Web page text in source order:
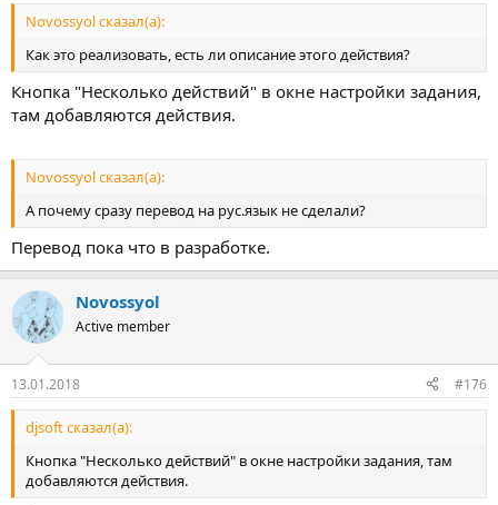
Novossyol сказал(а):
Как это реализовать, есть ли описание этого действия?
Кнопка "Несколько действий" в окне настройки задания,
там добавляются действия.
Novossyol сказал(а):
А почему сразу перевод на рус.язык не сделали?
Перевод пока что в разработке.
Novossyol
Active member
13.01.2018 #176
djsoft сказал(а):
Кнопка "Несколько действий" в окне настройки задания, там
добавляются действия.